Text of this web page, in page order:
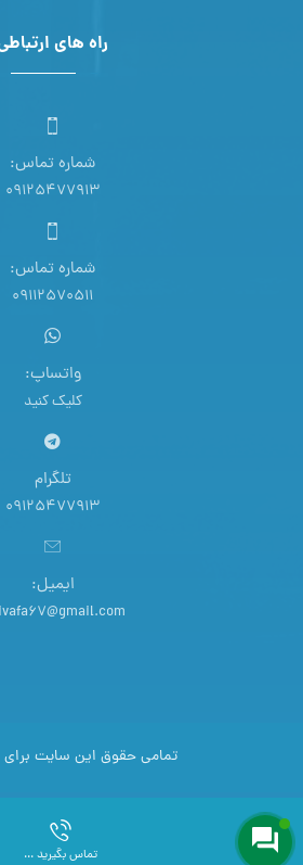
راه های
شماره تماس:
09125477913
شماره تماس:
09112570511
واتساپ:
کلیک کنید
تلگرام
09125477913
ایمیل:
تمامی حقوق این سایت
تماس بگیرید ...